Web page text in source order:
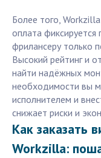
Более того,
оплата
фрилансеру только
Высокий рейтинг и
найти надёжных
необходимости вы
исполнителем и
снижает риски и
Как заказать
Workzilla: